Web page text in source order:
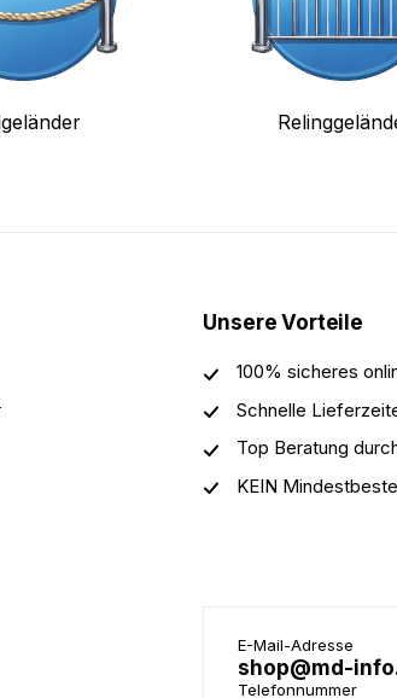
Unsere Vorteile
100% sicheres
Schnelle
Top Beratung
KEIN
E-Mail-Adresse
shop@md-
Telefonnummer